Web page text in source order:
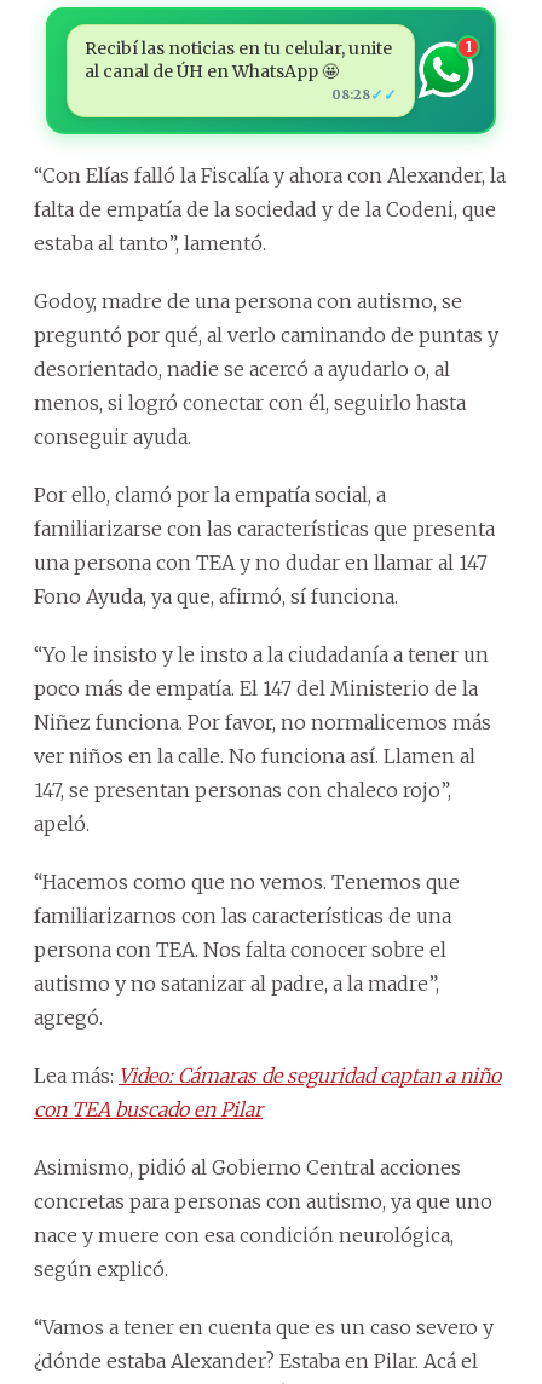
Recibí las noticias en tu celular, unite
al canal de ÚH en WhatsApp 🤩
08:28✓✓
1
“Con Elías falló la Fiscalía y ahora con Alexander, la
falta de empatía de la sociedad y de la Codeni, que
estaba al tanto”, lamentó.
Godoy, madre de una persona con autismo, se
preguntó por qué, al verlo caminando de puntas y
desorientado, nadie se acercó a ayudarlo o, al
menos, si logró conectar con él, seguirlo hasta
conseguir ayuda.
Por ello, clamó por la empatía social, a
familiarizarse con las características que presenta
una persona con TEA y no dudar en llamar al 147
Fono Ayuda, ya que, afirmó, sí funciona.
“Yo le insisto y le insto a la ciudadanía a tener un
poco más de empatía. El 147 del Ministerio de la
Niñez funciona. Por favor, no normalicemos más
ver niños en la calle. No funciona así. Llamen al
147, se presentan personas con chaleco rojo”,
apeló.
“Hacemos como que no vemos. Tenemos que
familiarizarnos con las características de una
persona con TEA. Nos falta conocer sobre el
autismo y no satanizar al padre, a la madre”,
agregó.
Lea más: Video: Cámaras de seguridad captan a niño
con TEA buscado en Pilar
Asimismo, pidió al Gobierno Central acciones
concretas para personas con autismo, ya que uno
nace y muere con esa condición neurológica,
según explicó.
“Vamos a tener en cuenta que es un caso severo y
¿dónde estaba Alexander? Estaba en Pilar. Acá el